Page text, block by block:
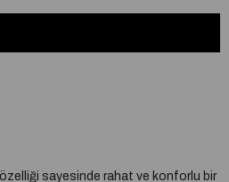
sayesinde rahat ve konforlu bir